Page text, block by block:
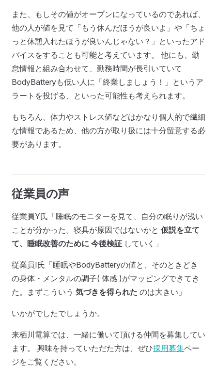
また、もしその値がオープンになっているのであれば、
他の人が値を見て「もう休んだほうが良いよ」や「ちょ
っと休憩入れたほうが良いんじゃない？」といったアド
バイスをすることも可能と考えています。 他にも、勤
怠情報と組み合わせて、勤務時間が長引いていて
BodyBatteryも低い人に「終業しましょう！」というア
ラートを投げる、といった可能性も考えられます。
もちろん、体力やストレス値などはかなり個人的で繊細
な情報であるため、他の方が取り扱には十分留意する必
要があります。
従業員の声
従業員Y氏「睡眠のモニターを見て、自分の眠りが浅い
ことが分かった。寝具が原因ではないかと 仮説を立て
て、睡眠改善のために 今後検証 していく」
従業員I氏「睡眠やBodyBatteryの値と、そのときどき
の身体・メンタルの調子( 体感 )がマッピングできてき
た。まずこういう 気づきを得られた のは大きい」
いかがでしたでしょうか。
来栖川電算では、一緒に働いて頂ける仲間を募集してい
ます。 興味を持っていただた方は、ぜひ採用募集ペー
ジをご覧ください。